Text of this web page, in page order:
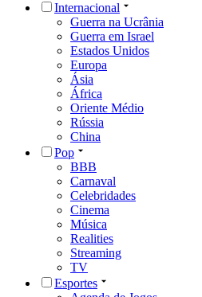
Internacional
Guerra na Ucrânia
Guerra em Israel
Estados Unidos
Europa
Ásia
África
Oriente Médio
Rússia
China
Pop
BBB
Carnaval
Celebridades
Cinema
Música
Realities
Streaming
TV
Esportes